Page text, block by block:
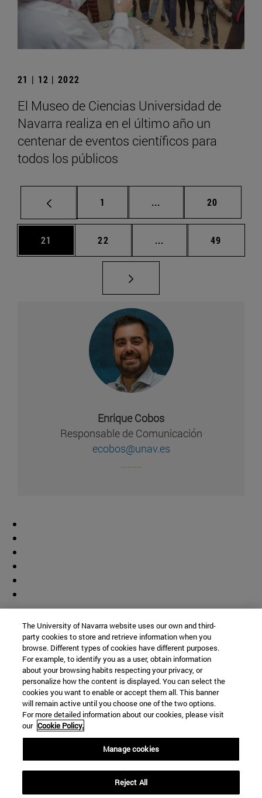
21 | 12 | 2022
El Museo de Ciencias Universidad de
Navarra realiza en el último año un
centenar de eventos científicos para
todos los públicos
Página
1 ... Páginas intermedias
Página
20
Página
21 Página
22 ... Páginas intermedias
Página
49
Enrique Cobos
Responsable de Comunicación
ecobos@unav.es
.........
© Universidad de Navarra
Información legal
Accesibilidad
Configuración de cookies
Localizador de campus
The University of Navarra website uses our own and third-
party cookies to store and retrieve information when you
browse. Different types of cookies have different purposes.
For example, to identify you as a user, obtain information
about your browsing habits respecting your privacy, or
personalize how the content is displayed. You can select the
cookies you want to enable or accept them all. This banner
will remain active until you choose one of the two options.
For more detailed information about our cookies, please visit
our Cookie Policy.
Manage cookies
Reject All